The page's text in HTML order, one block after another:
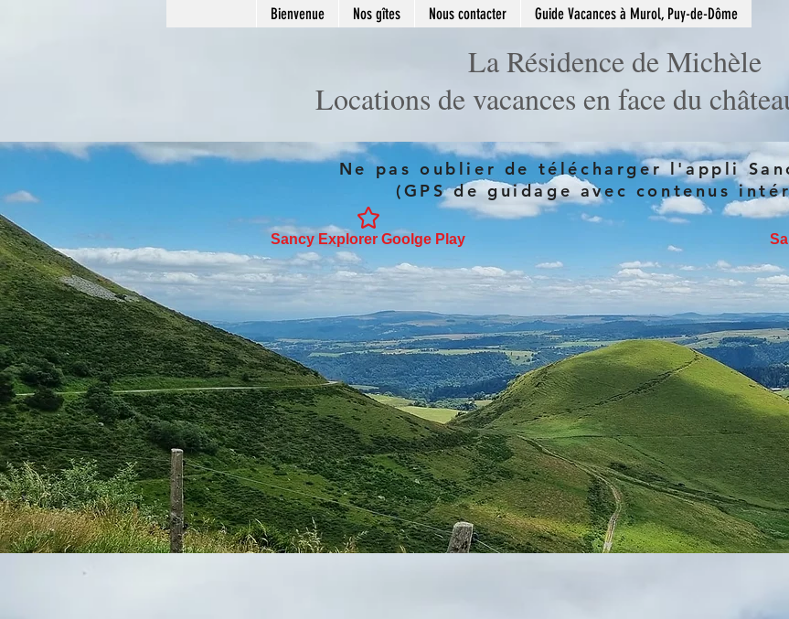
Bienvenue Nos gîtes Nous contacter Guide Vacances à Murol, Puy-de-Dôme
La Résidence de Michèle
Locations de vacances en face du
Ne pas oublier de télécharger l'appli
(GPS de guidage avec contenus
Sancy Explorer Goolge Play